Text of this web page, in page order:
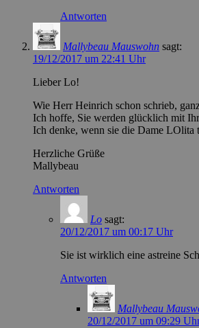
Antworten
Mallybeau Mauswohn sagt:
19/12/2017 um 22:41 Uhr
Lieber Lo!
Wie Herr Heinrich schon schrieb,
Ich hoffe, Sie werden glücklich mit
Ich denke, wenn sie die Dame
Herzliche Grüße
Mallybeau
Antworten
Lo sagt:
20/12/2017 um 00:17 Uhr
Sie ist wirklich eine astreine
Antworten
Mallybeau
20/12/2017 um 09:29